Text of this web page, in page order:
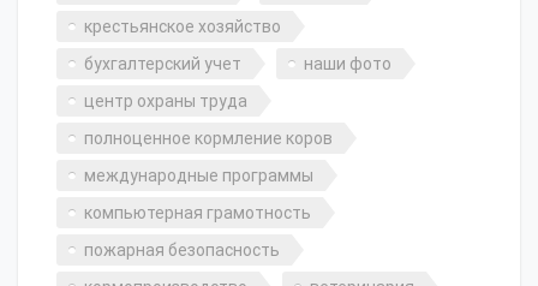
крестьянское хозяйство
бухгалтерский учет
наши фото
центр охраны труда
полноценное кормление коров
международные программы
компьютерная грамотность
пожарная безопасность